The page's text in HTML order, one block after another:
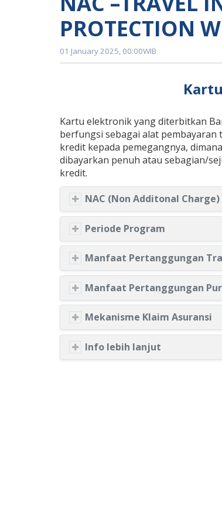
PROTECTION
01 January 2025, 00:00WIB
Kartu elektronik yang diterbitkan
berfungsi sebagai alat
kredit kepada pemegangnya,
dibayarkan penuh atau sebagian/
kredit.
NAC (Non
Periode Program
Manfaat Pertanggungan
Manfaat Pertanggungan
Mekanisme Klaim Asuransi
Info lebih lanjut